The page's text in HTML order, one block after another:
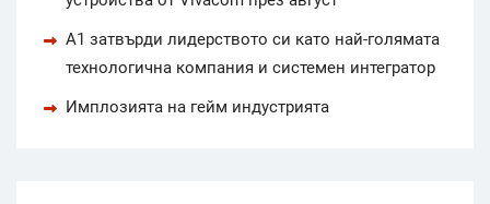
А1 затвърди лидерството си като най-голямата
технологична компания и системен интегратор
Имплозията на гейм индустрията